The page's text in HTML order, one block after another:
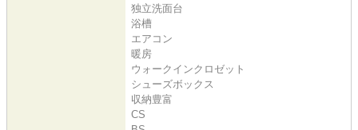
独立洗面台
浴槽
エアコン
暖房
ウォークインクロゼット
シューズボックス
収納豊富
CS